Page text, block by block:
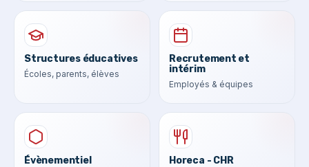
Structures éducatives
Écoles, parents, élèves
Recrutement et
intérim
Employés & équipes
Évènementiel Horeca - CHR